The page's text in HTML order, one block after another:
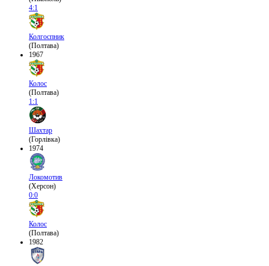
4:1
Колгоспник
(Полтава)
1967
Колос
(Полтава)
1:1
Шахтар
(Горлівка)
1974
Локомотив
(Херсон)
0:0
Колос
(Полтава)
1982